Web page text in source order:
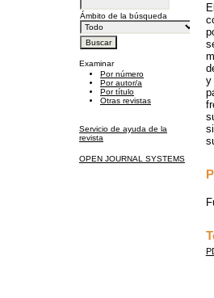
Ámbito de la búsqueda
Examinar
Por número
Por autor/a
Por título
Otras revistas
Servicio de ayuda de la
revista
OPEN JOURNAL SYSTEMS
y